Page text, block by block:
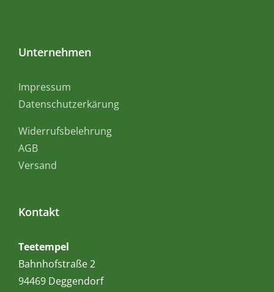
Unternehmen
Impressum
Datenschutzerkärung
Widerrufsbelehrung
AGB
Versand
Kontakt
Teetempel
Bahnhofstraße 2
94469 Deggendorf